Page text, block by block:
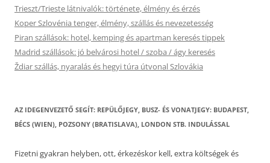
Trieszt/Trieste látnivalók: története, élmény és érzés
Koper Szlovénia tenger, élmény, szállás és nevezetesség
Piran szállások: hotel, kemping és apartman keresés tippek
Madrid szállások: jó belvárosi hotel / szoba / ágy keresés
Ždiar szállás, nyaralás és hegyi túra útvonal Szlovákia
AZ IDEGENVEZETŐ SEGÍT: REPÜLŐJEGY, BUSZ- ÉS VONATJEGY: BUDAPEST,
BÉCS (WIEN), POZSONY (BRATISLAVA), LONDON STB. INDULÁSSAL
Fizetni gyakran helyben, ott, érkezéskor kell, extra költségek és